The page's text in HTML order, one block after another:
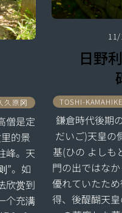
久原冈
僧是定
的景
峰。天
”。如
欣赏到
个充满
日野
TOSHI-KAMAHIKE
鎌倉時代後期
だいご)天皇の
基(ひの よしも
門の出ではな
優れていたた
得、後醍醐天